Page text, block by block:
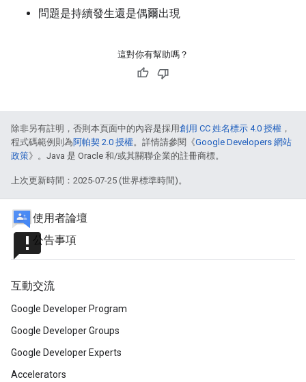
問題是持續發生還是偶爾出現
這對你有幫助嗎？
除非另有註明，否則本頁面中的內容是採用創用 CC 姓名標示 4.0 授權 ，
程式碼範例則為阿帕契 2.0 授權。詳情請參閱《Google Developers 網站
政策》。Java 是 Oracle 和/或其關聯企業的註冊商標。
上次更新時間：2025-07-25 (世界標準時間)。
使用者論壇
announcement公告事項
互動交流
Google Developer Program
Google Developer Groups
Google Developer Experts
Accelerators